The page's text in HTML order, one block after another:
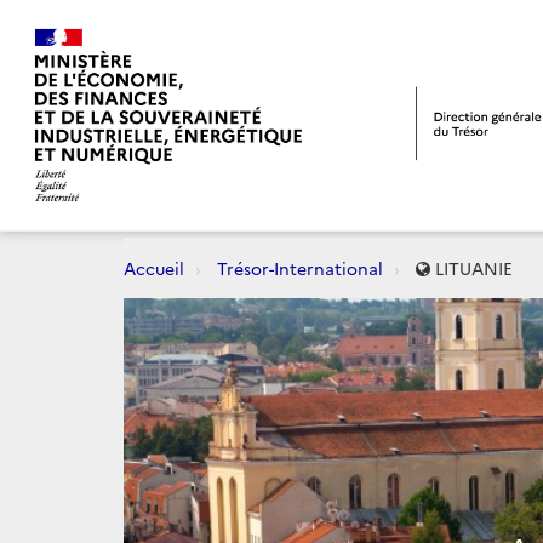
Accueil Trésor-International LITUANIE